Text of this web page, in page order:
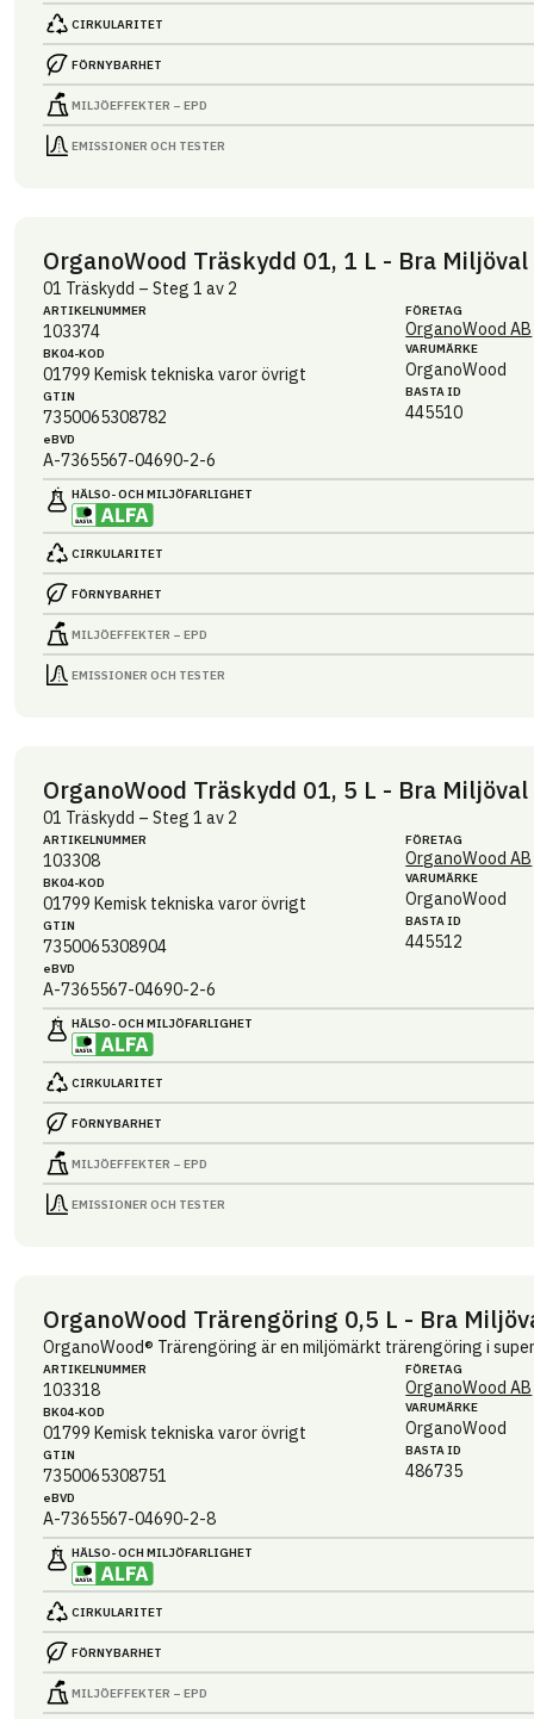
CIRKULARITET
FÖRNYBARHET
MILJÖEFFEKTER – EPD
EMISSIONER OCH TESTER
OrganoWood Träskydd 01, 1 L - Bra Miljöval
01 Träskydd – Steg 1 av 2
ARTIKEL­NUMMER
103374
BK04-KOD
01799 Kemisk tekniska varor övrigt
GTIN
7350065308782
eBVD
A-7365567-04690-2-6
FÖRETAG
OrganoWood AB
VARUMÄRKE
OrganoWood
BASTA ID
445510
HÄLSO- OCH MILJÖ­FARLIGHET
CIRKULARITET
FÖRNYBARHET
MILJÖEFFEKTER – EPD
EMISSIONER OCH TESTER
OrganoWood Träskydd 01, 5 L - Bra Miljöval
01 Träskydd – Steg 1 av 2
ARTIKEL­NUMMER
103308
BK04-KOD
01799 Kemisk tekniska varor övrigt
GTIN
7350065308904
eBVD
A-7365567-04690-2-6
FÖRETAG
OrganoWood AB
VARUMÄRKE
OrganoWood
BASTA ID
445512
HÄLSO- OCH MILJÖ­FARLIGHET
CIRKULARITET
FÖRNYBARHET
MILJÖEFFEKTER – EPD
EMISSIONER OCH TESTER
OrganoWood Trärengöring 0,5 L - Bra
OrganoWood® Trärengöring är en miljömärkt trärengöring i
ARTIKEL­NUMMER
103318
BK04-KOD
01799 Kemisk tekniska varor övrigt
GTIN
7350065308751
eBVD
A-7365567-04690-2-8
FÖRETAG
OrganoWood AB
VARUMÄRKE
OrganoWood
BASTA ID
486735
HÄLSO- OCH MILJÖ­FARLIGHET
CIRKULARITET
FÖRNYBARHET
MILJÖEFFEKTER – EPD